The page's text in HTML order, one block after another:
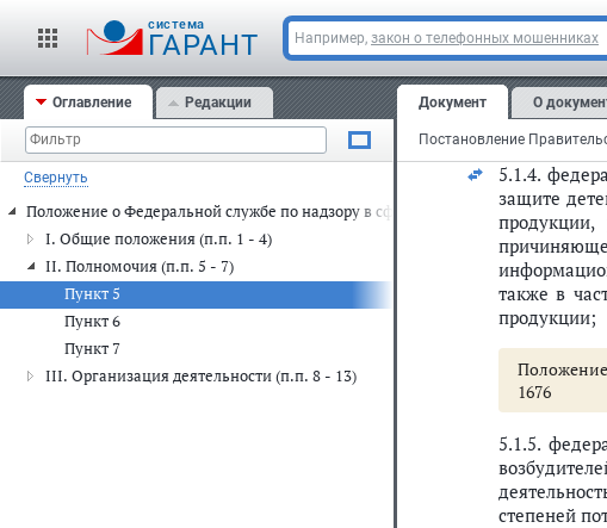
cистема
ГАРАНТ Например, закон о телефонных мошенниках
Оглавление Редакции
Свернуть
Положение о Федеральной службе по надзору в сфере защиты прав
I. Общие положения (п.п. 1 - 4)
II. Полномочия (п.п. 5 - 7)
Пункт 5
Пункт 6
Пункт 7
III. Организация деятельности (п.п. 8 - 13)
Документ О
5.1.1.
5.1.2.
5.1.3.
5.1.4.
защите
также в
продукции;
1676
5.1.5.
степеней